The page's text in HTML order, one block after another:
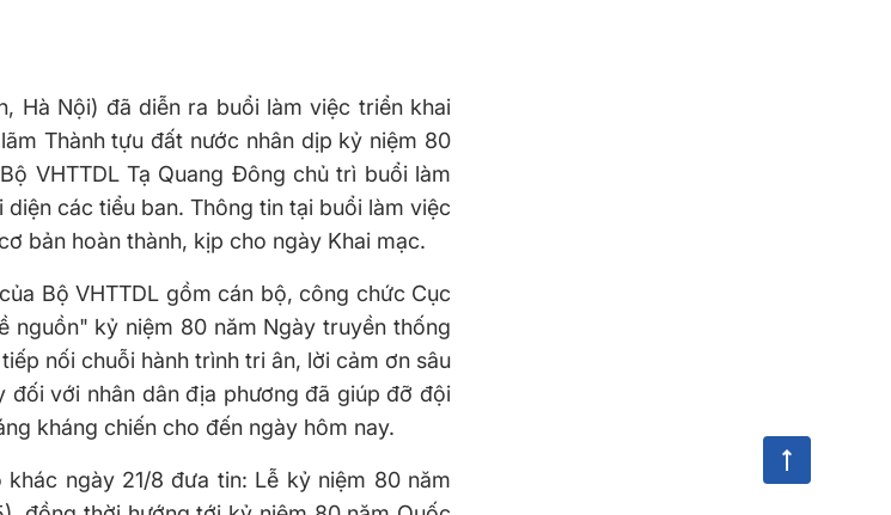
Hà Nội) đã diễn ra buổi làm việc triển khai
Thành tựu đất nước nhân dịp kỷ niệm 80
VHTTDL Tạ Quang Đông chủ trì buổi làm
các tiểu ban. Thông tin tại buổi làm việc
bản hoàn thành, kịp cho ngày Khai mạc.
Bộ VHTTDL gồm cán bộ, công chức Cục
nguồn" kỷ niệm 80 năm Ngày truyền thống
nối chuỗi hành trình tri ân, lời cảm ơn sâu
đối với nhân dân địa phương đã giúp đỡ đội
kháng chiến cho đến ngày hôm nay.
ngày 21/8 đưa tin: Lễ kỷ niệm 80 năm